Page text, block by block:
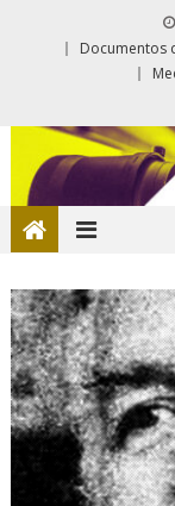
Documentos